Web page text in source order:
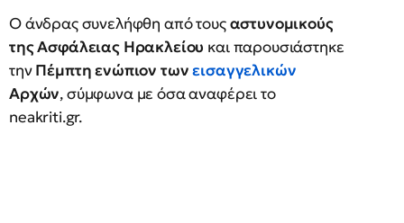
Ο άνδρας συνελήφθη από τουςαστυνομικούς
της Ασφάλειας Ηρακλείου και παρουσιάστηκε
τηνΠέμπτη ενώπιον τωνεισαγγελικών
Αρχών, σύμφωνα με όσα αναφέρει το
neakriti.gr.